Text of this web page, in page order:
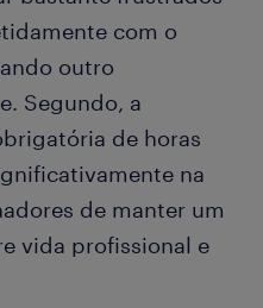
com o
outro
Segundo, a
de horas
na
de manter um
vida profissional e